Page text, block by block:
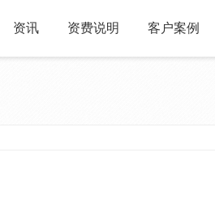
资讯 资费说明 客户案例